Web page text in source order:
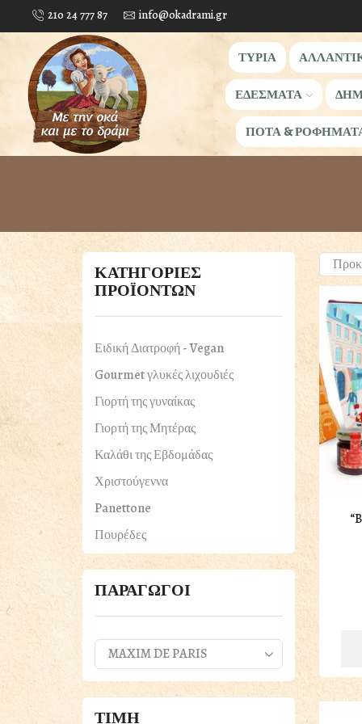
210 24 777 87 info@okadrami.gr
ΤΥΡΙΑ
ΕΔΕΣΜΑΤΑ
ΠΟΤΑ &
ΚΑΤΗΓΟΡΙΕΣ
ΠΡΟΪΟΝΤΩΝ
Ειδική Διατροφή - Vegan
Gourmet γλυκές λιχουδιές
Γιορτή της γυναίκας
Γιορτή της Μητέρας
Καλάθι της Εβδομάδας
Χριστούγεννα
Panettone
Πουρέδες
ΠΑΣΧΑΛΙΝΑ
Βότανα & Μπαχαρικά
Γαλακτοκομικά
Τυριά
Γλυκά & Μέλια
Δημητριακά & Ξηροί Καρποί
ΠΑΡΑΓΩΓΟΙ
ΤΙΜΗ